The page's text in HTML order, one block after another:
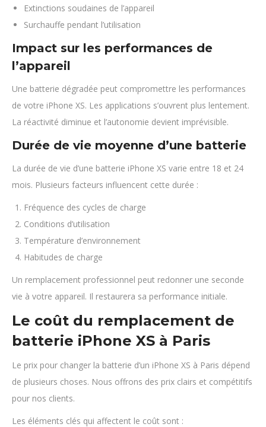
Extinctions soudaines de l’appareil
Surchauffe pendant l’utilisation
Impact sur les performances de
l’appareil
Une batterie dégradée peut compromettre les performances
de votre iPhone XS. Les applications s’ouvrent plus lentement.
La réactivité diminue et l’autonomie devient imprévisible.
Durée de vie moyenne d’une batterie
La durée de vie d’une batterie iPhone XS varie entre 18 et 24
mois. Plusieurs facteurs influencent cette durée :
Fréquence des cycles de charge
Conditions d’utilisation
Température d’environnement
Habitudes de charge
Un remplacement professionnel peut redonner une seconde
vie à votre appareil. Il restaurera sa performance initiale.
Le coût du remplacement de
batterie iPhone XS à Paris
Le prix pour changer la batterie d’un iPhone XS à Paris dépend
de plusieurs choses. Nous offrons des prix clairs et compétitifs
pour nos clients.
Les éléments clés qui affectent le coût sont :